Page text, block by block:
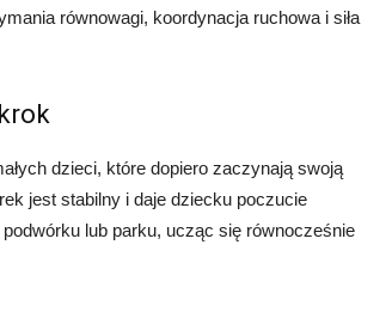
równowagi, koordynacja ruchowa i siła
dzieci, które dopiero zaczynają swoją
jest stabilny i daje dziecku poczucie
lub parku, ucząc się równocześnie